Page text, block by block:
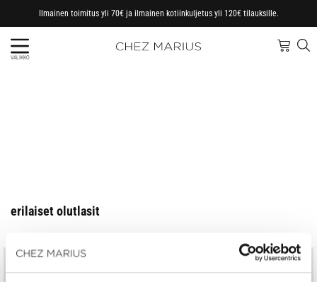
Ilmainen toimitus yli 70€ ja ilmainen kotiinkuljetus yli 120€ tilauksille.
VALIKKO
erilaiset olutlasit
Jo vuodesta 1997
Kotimainen perheyritys